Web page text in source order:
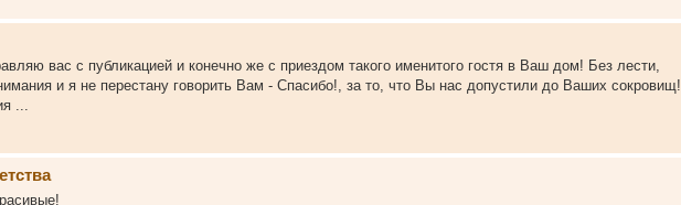
вас с публикацией и конечно же с приездом такого именитого гостя в Ваш дом! Без лести,
и я не перестану говорить Вам - Спасибо!, за то, что Вы нас допустили до Ваших сокровищ!
...